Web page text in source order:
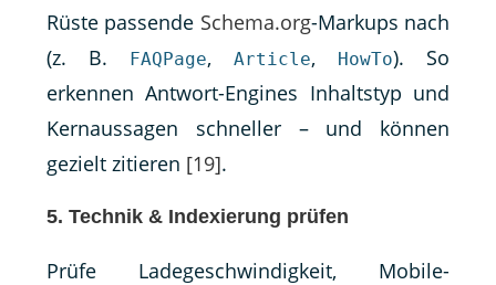
Rüste passende Schema.org-Markups nach
(z. B.
FAQPage, Article, HowTo). So
erkennen Antwort-Engines Inhaltstyp und
Kernaussagen schneller – und können
gezielt zitieren [19].
5. Technik & Indexierung prüfen
Prüfe Ladegeschwindigkeit, Mobile-